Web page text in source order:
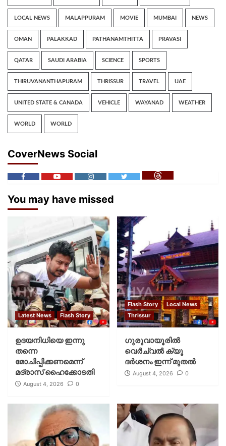
LOCAL NEWS MALAPPURAM MOVIE MUMBAI NEWS
OMAN PALAKKAD PATHANAMTHITTA PRAVASI
QATAR SAUDI ARABIA SCIENCE SPORTS
THIRUVANANTHAPURAM THRISSUR TRAVEL UAE
UNITED STATE & CANADA VEHICLE WAYANAD WEATHER
WORLD WORLD
CoverNews Social
You may have missed
Latest News Flash Story
ഉദയനിധിയെ ഇന്നു
തന്നെ
മോചിപ്പിക്കണമെന്ന്
മദ്രാസ് ഹൈക്കോടതി
August 4, 2026 0
Flash Story
Local News
Thrissur
ഗുരുവായൂരില്‍
വെര്‍ച്വല്‍ ക്യൂ
ദര്‍ശനം ഇന്ന് മുതല്‍
August 4, 2026 0